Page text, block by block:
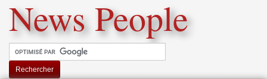
News People
Rechercher